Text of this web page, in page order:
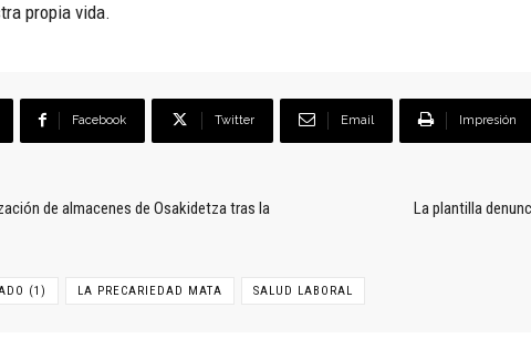
propia vida.
Facebook Twitter Email Impresión
de almacenes de Osakidetza tras la
La plantilla
(1) LA PRECARIEDAD MATA SALUD LABORAL